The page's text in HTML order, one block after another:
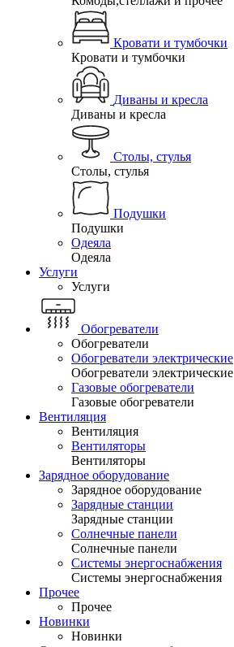
Кровати и тумбочки
Кровати и тумбочки
Диваны и кресла
Диваны и кресла
Столы, стулья
Столы, стулья
Подушки
Подушки
Одеяла
Одеяла
Услуги
Услуги
Обогреватели
Обогреватели
Обогреватели электрические
Обогреватели электрические
Газовые обогреватели
Газовые обогреватели
Вентиляция
Вентиляция
Вентиляторы
Вентиляторы
Зарядное оборудование
Зарядное оборудование
Зарядные станции
Зарядные станции
Солнечные панели
Солнечные панели
Системы энергоснабжения
Системы энергоснабжения
Прочее
Прочее
Новинки
Новинки